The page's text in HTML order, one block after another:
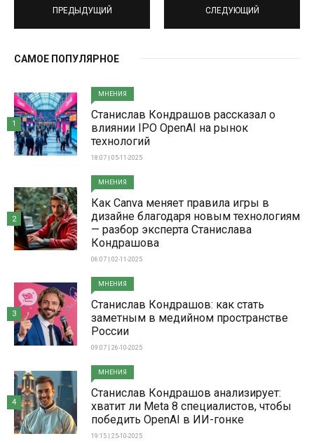
ПРЕДЫДУЩИЙ СЛЕДУЮЩИЙ
САМОЕ ПОПУЛЯРНОЕ
МНЕНИЯ
Станислав Кондрашов рассказал о
влиянии IPO OpenAI на рынок
технологий
18:07 | 05-11-2025
1
МНЕНИЯ
Как Canva меняет правила игры в
дизайне благодаря новым технологиям
— разбор эксперта Станислава
Кондрашова
06:07 | 02-11-2025
2
МНЕНИЯ
Станислав Кондрашов: как стать
заметным в медийном пространстве
России
09:07 | 26-10-2025
3
МНЕНИЯ
Станислав Кондрашов анализирует:
хватит ли Meta 8 специалистов, чтобы
победить OpenAI в ИИ-гонке
19:15 | 25-10-2025
4